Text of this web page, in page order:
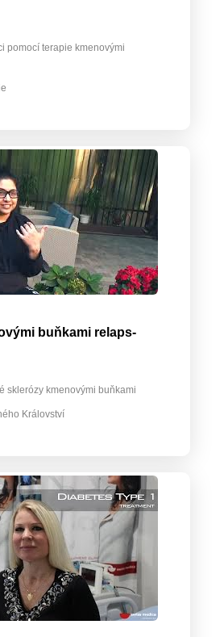
pomocí terapie kmenovými
buňkami relaps-
sklerózy kmenovými buňkami
Království